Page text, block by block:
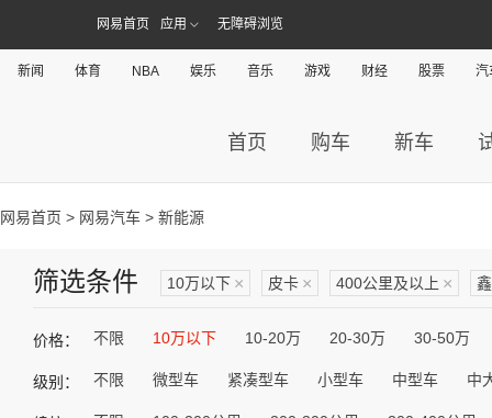
网易首页 应用 无障碍浏览
新闻 体育 NBA 娱乐 音乐 游戏 财经 股票 汽
首页 购车 新车
网易首页 > 网易汽车 > 新能源
筛选条件 10万以下 × 皮卡 × 400公里及以上 ×
价格： 不限 10万以下 10-20万 20-30万 30-50万
级别： 不限 微型车 紧凑型车 小型车 中型车 中